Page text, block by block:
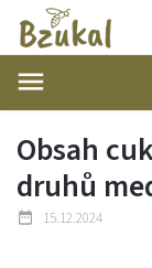
Obsah
druhů
15.12.2024